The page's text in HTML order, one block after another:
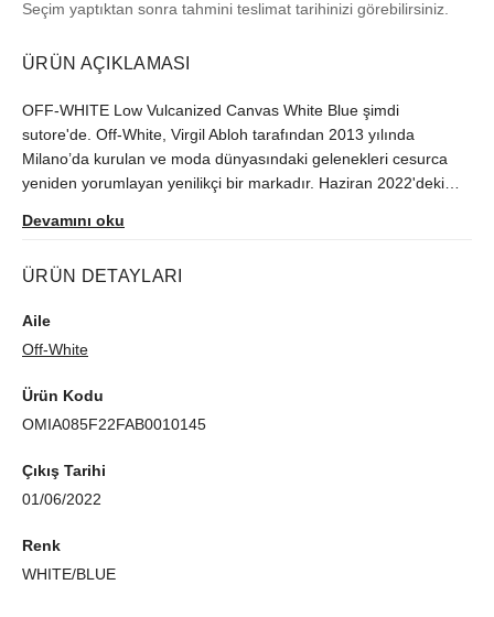
Seçim yaptıktan sonra tahmini teslimat tarihinizi görebilirsiniz.
ÜRÜN AÇIKLAMASI
OFF-WHITE Low Vulcanized Canvas White Blue şimdi
sutore'de. Off-White, Virgil Abloh tarafından 2013 yılında
Milano’da kurulan ve moda dünyasındaki gelenekleri cesurca
yeniden yorumlayan yenilikçi bir markadır. Haziran 2022'deki
kontrolünün ardından size ulaştırılır.
Devamını oku
ÜRÜN DETAYLARI
Aile
Off-White
Ürün Kodu
OMIA085F22FAB0010145
Çıkış Tarihi
01/06/2022
Renk
WHITE/BLUE